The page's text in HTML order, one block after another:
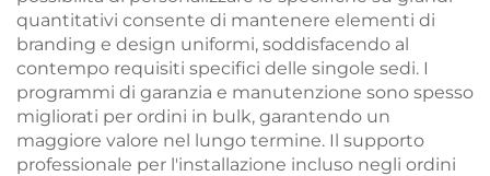
quantitativi consente di mantenere elementi di
branding e design uniformi, soddisfacendo al
contempo requisiti specifici delle singole sedi. I
programmi di garanzia e manutenzione sono spesso
migliorati per ordini in bulk, garantendo un
maggiore valore nel lungo termine. Il supporto
professionale per l'installazione incluso negli ordini